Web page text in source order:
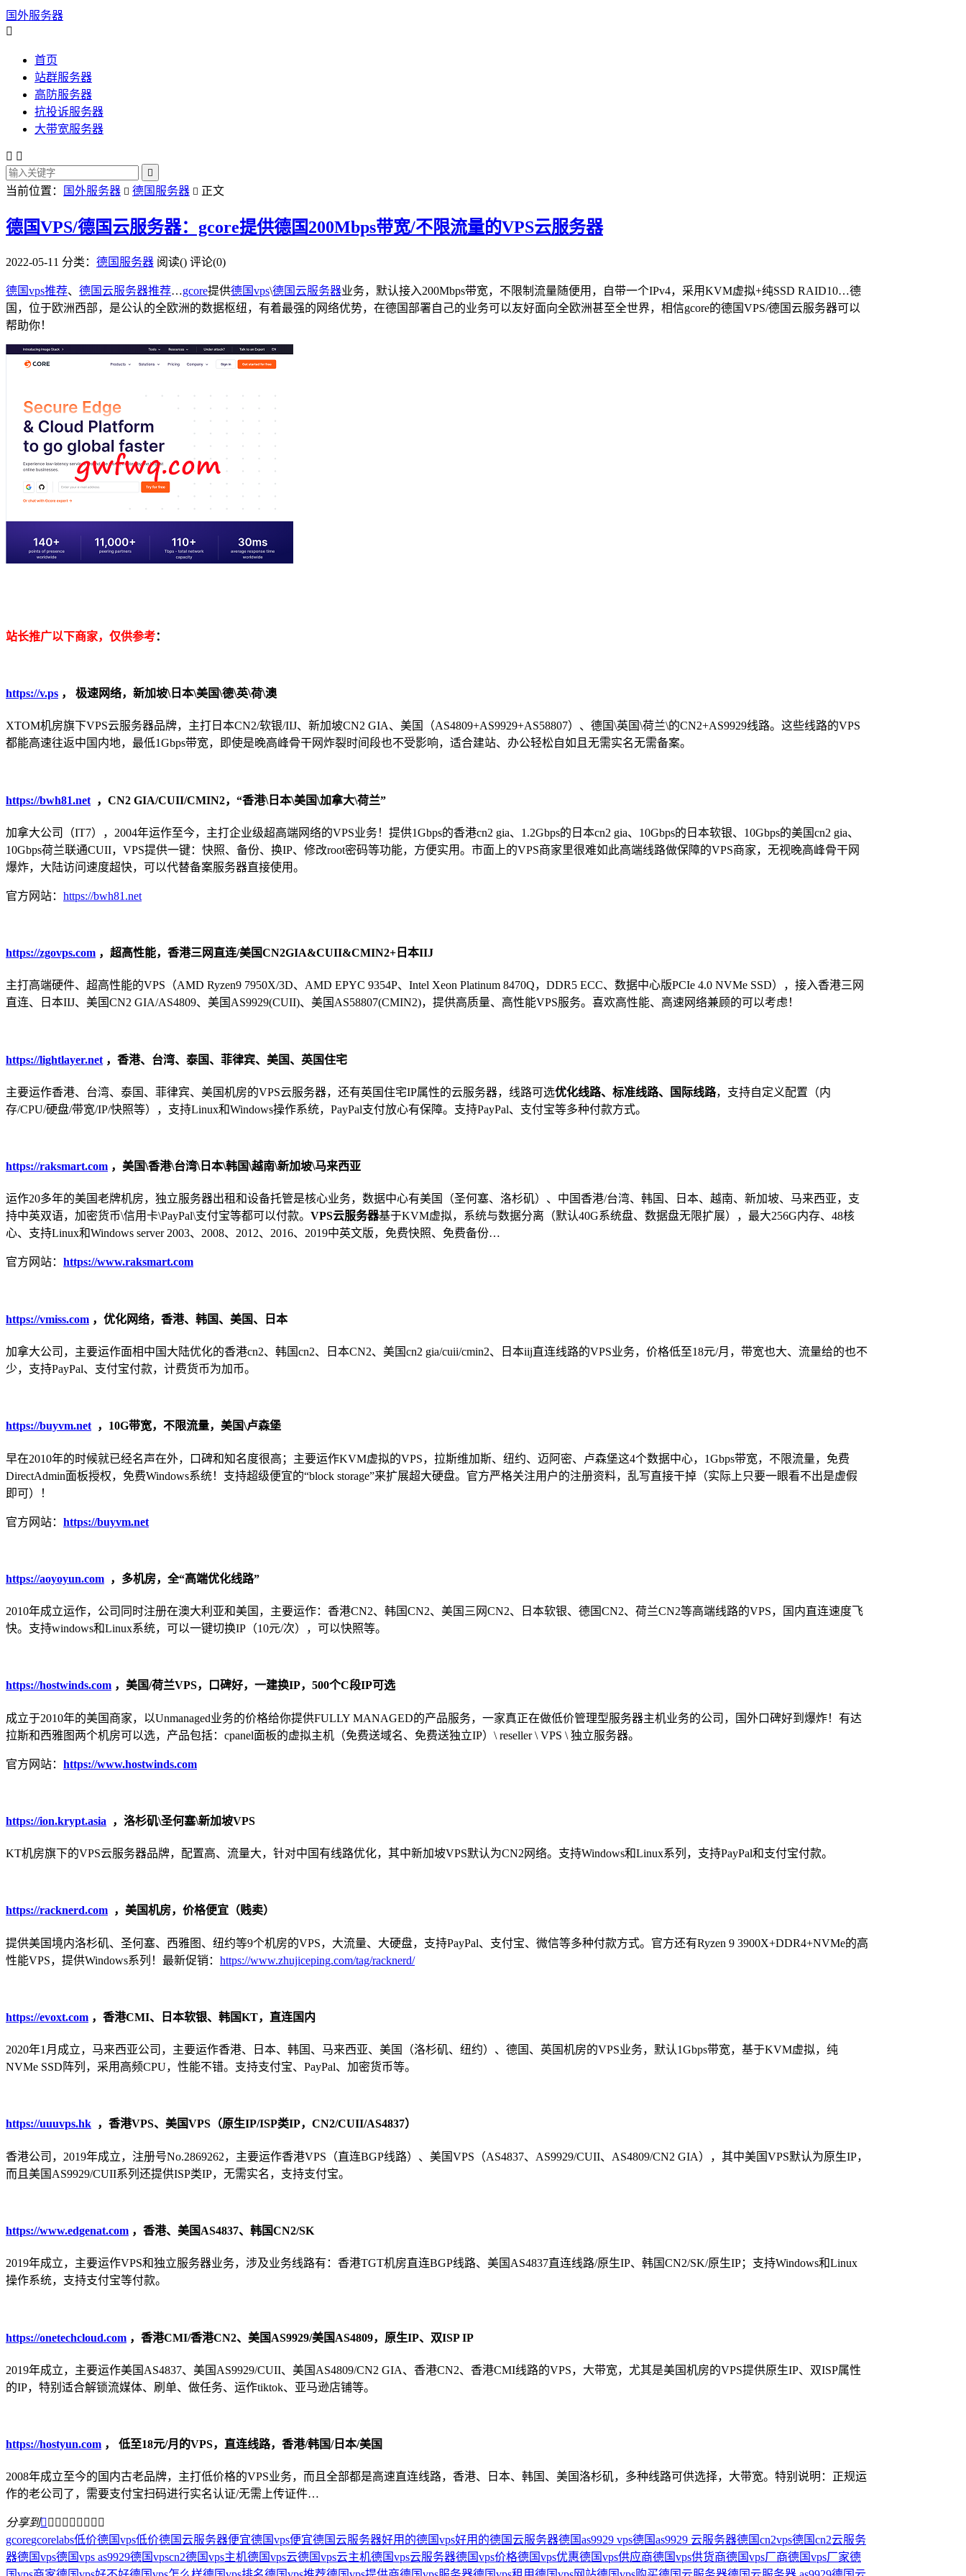
国外服务器

首页
站群服务器
高防服务器
抗投诉服务器
大带宽服务器
 

当前位置： 国外服务器  德国服务器  正文
德国VPS/德国云服务器：gcore提供德国200Mbps带宽/不限流量的VPS云服务器
2022-05-11 分类： 德国服务器 阅读() 评论(0)
德国vps推荐、 德国云服务器推荐…gcore提供德国vps\德国云服务器业务，默认接入200Mbps带宽，不限制流量随便用，自带一个IPv4，采用KVM虚拟+纯SSD RAID10…德
国，位于欧洲西部，是公认的全欧洲的数据枢纽，有着最强的网络优势，在德国部署自己的业务可以友好面向全欧洲甚至全世界，相信gcore的德国VPS/德国云服务器可以
帮助你！
站长推广以下商家，仅供参考：
https://v.ps ， 极速网络，新加坡\日本\美国\德\英\荷\澳
XTOM机房旗下VPS云服务器品牌，主打日本CN2/软银/IIJ、新加坡CN2 GIA、美国（AS4809+AS9929+AS58807）、德国\英国\荷兰\的CN2+AS9929线路。这些线路的VPS
都能高速往返中国内地，最低1Gbps带宽，即使是晚高峰骨干网炸裂时间段也不受影响，适合建站、办公轻松自如且无需实名无需备案。
https://bwh81.net ，CN2 GIA/CUII/CMIN2，“香港\日本\美国\加拿大\荷兰”
加拿大公司（IT7），2004年运作至今，主打企业级超高端网络的VPS业务！提供1Gbps的香港cn2 gia、1.2Gbps的日本cn2 gia、10Gbps的日本软银、10Gbps的美国cn2 gia、
10Gbps荷兰联通CUII，VPS提供一键：快照、备份、换IP、修改root密码等功能，方便实用。市面上的VPS商家里很难如此高端线路做保障的VPS商家，无视晚高峰骨干网
爆炸，大陆访问速度超快，可以代替备案服务器直接使用。
官方网站： https://bwh81.net
https://zgovps.com ，超高性能，香港三网直连/美国CN2GIA&CUII&CMIN2+日本IIJ
主打高端硬件、超高性能的VPS（AMD Ryzen9 7950X/3D、AMD EPYC 9354P、Intel Xeon Platinum 8470Q，DDR5 ECC、数据中心版PCIe 4.0 NVMe SSD），接入香港三网
直连、日本IIJ、美国CN2 GIA/AS4809、美国AS9929(CUII)、美国AS58807(CMIN2)，提供高质量、高性能VPS服务。喜欢高性能、高速网络兼顾的可以考虑！
https://lightlayer.net ，香港、台湾、泰国、菲律宾、美国、英国住宅
主要运作香港、台湾、泰国、菲律宾、美国机房的VPS云服务器，还有英国住宅IP属性的云服务器，线路可选优化线路、标准线路、国际线路，支持自定义配置（内
存/CPU/硬盘/带宽/IP/快照等），支持Linux和Windows操作系统，PayPal支付放心有保障。支持PayPal、支付宝等多种付款方式。
https://raksmart.com ，美国\香港\台湾\日本\韩国\越南\新加坡\马来西亚
运作20多年的美国老牌机房，独立服务器出租和设备托管是核心业务，数据中心有美国（圣何塞、洛杉矶）、中国香港/台湾、韩国、日本、越南、新加坡、马来西亚，支
持中英双语，加密货币\信用卡\PayPal\支付宝等都可以付款。 VPS云服务器基于KVM虚拟，系统与数据分离（默认40G系统盘、数据盘无限扩展），最大256G内存、48核
心、支持Linux和Windows server 2003、2008、2012、2016、2019中英文版，免费快照、免费备份…
官方网站： https://www.raksmart.com
https://vmiss.com ，优化网络，香港、韩国、美国、日本
加拿大公司，主要运作面相中国大陆优化的香港cn2、韩国cn2、日本CN2、美国cn2 gia/cuii/cmin2、日本iij直连线路的VPS业务，价格低至18元/月，带宽也大、流量给的也不
少，支持PayPal、支付宝付款，计费货币为加币。
https://buyvm.net ，10G带宽，不限流量，美国\卢森堡
早在2010年的时候就已经名声在外，口碑和知名度很高；主要运作KVM虚拟的VPS，拉斯维加斯、纽约、迈阿密、卢森堡这4个数据中心，1Gbps带宽，不限流量，免费
DirectAdmin面板授权，免费Windows系统！支持超级便宜的“block storage”来扩展超大硬盘。官方严格关注用户的注册资料，乱写直接干掉（实际上只要一眼看不出是虚假
即可）！
官方网站： https://buyvm.net
https://aoyoyun.com ，多机房，全“高端优化线路”
2010年成立运作，公司同时注册在澳大利亚和美国，主要运作：香港CN2、韩国CN2、美国三网CN2、日本软银、德国CN2、荷兰CN2等高端线路的VPS，国内直连速度飞
快。支持windows和Linux系统，可以一键切换IP（10元/次），可以快照等。
https://hostwinds.com ，美国/荷兰VPS，口碑好，一建换IP，500个C段IP可选
成立于2010年的美国商家，以Unmanaged业务的价格给你提供FULLY MANAGED的产品服务，一家真正在做低价管理型服务器主机业务的公司，国外口碑好到爆炸！有达
拉斯和西雅图两个机房可以选，产品包括：cpanel面板的虚拟主机（免费送域名、免费送独立IP）\ reseller \ VPS \ 独立服务器。
官方网站： https://www.hostwinds.com
https://ion.krypt.asia ，洛杉矶\圣何塞\新加坡VPS
KT机房旗下的VPS云服务器品牌，配置高、流量大，针对中国有线路优化，其中新加坡VPS默认为CN2网络。支持Windows和Linux系列，支持PayPal和支付宝付款。
https://racknerd.com ，美国机房，价格便宜（贱卖）
提供美国境内洛杉矶、圣何塞、西雅图、纽约等9个机房的VPS，大流量、大硬盘，支持PayPal、支付宝、微信等多种付款方式。官方还有Ryzen 9 3900X+DDR4+NVMe的高
性能VPS，提供Windows系列！最新促销： https://www.zhujiceping.com/tag/racknerd/
https://evoxt.com ，香港CMI、日本软银、韩国KT，直连国内
2020年1月成立，马来西亚公司，主要运作香港、日本、韩国、马来西亚、美国（洛杉矶、纽约）、德国、英国机房的VPS业务，默认1Gbps带宽，基于KVM虚拟，纯
NVMe SSD阵列，采用高频CPU，性能不错。支持支付宝、PayPal、加密货币等。
https://uuuvps.hk ，香港VPS、美国VPS（原生IP/ISP类IP，CN2/CUII/AS4837）
香港公司，2019年成立，注册号No.2869262，主要运作香港VPS（直连BGP线路）、美国VPS（AS4837、AS9929/CUII、AS4809/CN2 GIA），其中美国VPS默认为原生IP，
而且美国AS9929/CUII系列还提供ISP类IP，无需实名，支持支付宝。
https://www.edgenat.com ，香港、美国AS4837、韩国CN2/SK
2019年成立，主要运作VPS和独立服务器业务，涉及业务线路有：香港TGT机房直连BGP线路、美国AS4837直连线路/原生IP、韩国CN2/SK/原生IP；支持Windows和Linux
操作系统，支持支付宝等付款。
https://onetechcloud.com ，香港CMI/香港CN2、美国AS9929/美国AS4809，原生IP、双ISP IP
2019年成立，主要运作美国AS4837、美国AS9929/CUII、美国AS4809/CN2 GIA、香港CN2、香港CMI线路的VPS，大带宽，尤其是美国机房的VPS提供原生IP、双ISP属性
的IP，特别适合解锁流媒体、刷单、做任务、运作tiktok、亚马逊店铺等。
https://hostyun.com ， 低至18元/月的VPS，直连线路，香港/韩国/日本/美国
2008年成立至今的国内古老品牌，主打低价格的VPS业务，而且全部都是高速直连线路，香港、日本、韩国、美国洛杉矶，多种线路可供选择，大带宽。特别说明：正规运
作的老公司了，需要支付宝扫码进行实名认证/无需上传证件…
分享到        
gcoregcorelabs低价德国vps低价德国云服务器便宜德国vps便宜德国云服务器好用的德国vps好用的德国云服务器德国as9929 vps德国as9929 云服务器德国cn2vps德国cn2云服务
器德国vps德国vps as9929德国vpscn2德国vps主机德国vps云德国vps云主机德国vps云服务器德国vps价格德国vps优惠德国vps供应商德国vps供货商德国vps厂商德国vps厂家德